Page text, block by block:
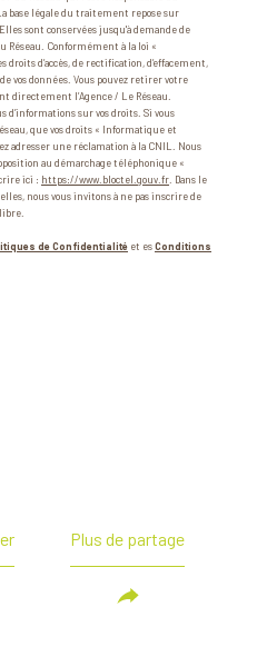
base légale du traitement repose sur
sont conservées jusqu'à demande de
Réseau. Conformément à la loi «
d’accès, de rectification, d’effacement,
vos données. Vous pouvez retirer votre
l’Agence / Le Réseau.
d’informations sur vos droits. Si vous
que vos droits « Informatique et
adresser une réclamation à la CNIL. Nous
au démarchage téléphonique «
ici : https://www.bloctel.gouv.fr . Dans le
nous vous invitons à ne pas inscrire de
de Confidentialité et esConditions
Plus de partage